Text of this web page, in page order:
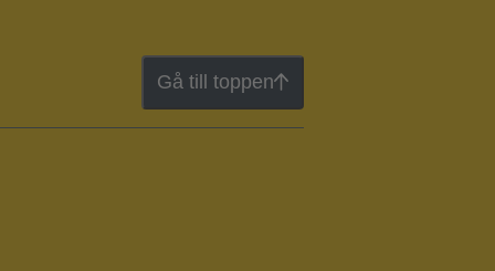
Gå till toppen